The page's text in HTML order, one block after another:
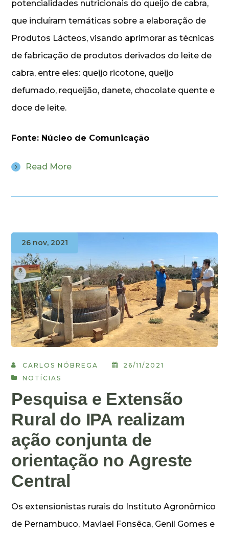
potencialidades nutricionais do queijo de cabra,
que incluíram temáticas sobre a elaboração de
Produtos Lácteos, visando aprimorar as técnicas
de fabricação de produtos derivados do leite de
cabra, entre eles: queijo ricotone, queijo
defumado, requeijão, danete, chocolate quente e
doce de leite.
Fonte: Núcleo de Comunicação
Read More
26 nov, 2021
CARLOS NÓBREGA
26/11/2021
NOTÍCIAS
Pesquisa e Extensão
Rural do IPA realizam
ação conjunta de
orientação no Agreste
Central
Os extensionistas rurais do Instituto Agronômico
de Pernambuco, Maviael Fonsêca, Genil Gomes e